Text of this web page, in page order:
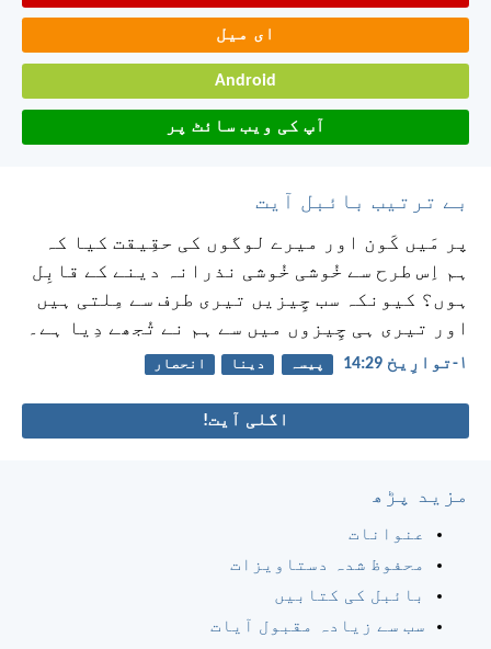
ای میل
Android
آپ کی ویب سائٹ پر
بے ترتیب بائبل آیت
پر مَیں کَون اور میرے لوگوں کی حقِیقت کیا کہ
ہم اِس طرح سے خُوشی خُوشی نذرانہ دینے کے قابِل
ہوں؟ کیونکہ سب چِیزیں تیری طرف سے مِلتی ہیں
اور تیری ہی چِیزوں میں سے ہم نے تُجھے دِیا ہے۔
۱-توارِیخ 29:‏14 پیسہ دینا انحصار
اگلی آیت!
مزید پڑھ
عنوانات
محفوظ شدہ دستاویزات
بائبل کی کتابیں
سب سے زیادہ مقبول آیات